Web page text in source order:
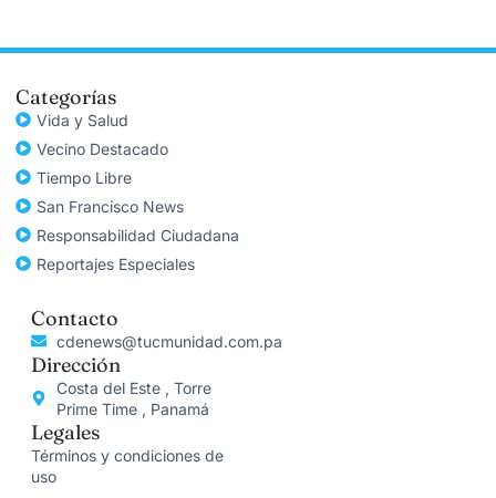
Categorías
Vida y Salud
Vecino Destacado
Tiempo Libre
San Francisco News
Responsabilidad Ciudadana
Reportajes Especiales
Contacto
cdenews@tucmunidad.com.pa
Dirección
Costa del Este , Torre
Prime Time , Panamá
Legales
Términos y condiciones de
uso